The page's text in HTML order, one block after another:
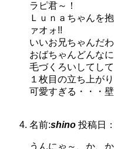
ラピ君～！
Ｌｕｎａちゃんを
ァオォ!!
いいお兄ちゃんだわ
おばちゃんどんな
毛づくろいしてして
１枚目の立ち上が
可愛すぎる・・・
名前:shino 投稿日
うんにゃ～、か、